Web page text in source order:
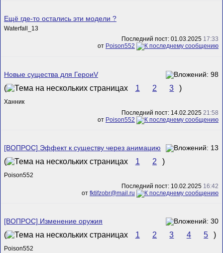
Ещё где-то остались эти модели ?
Waterfall_13
Последний пост: 01.03.2025 17:33
от Poison552
Новые существа для ГероиV
( 1 2 3 )
Ханник
Последний пост: 14.02.2025 21:58
от Poison552
[ВОПРОС] Эффект к существу через анимацию
( 1 2 )
Poison552
Последний пост: 10.02.2025 16:42
от fktifzobr@mail.ru
[ВОПРОС] Изменение оружия
( 1 2 3 4 5 )
Poison552